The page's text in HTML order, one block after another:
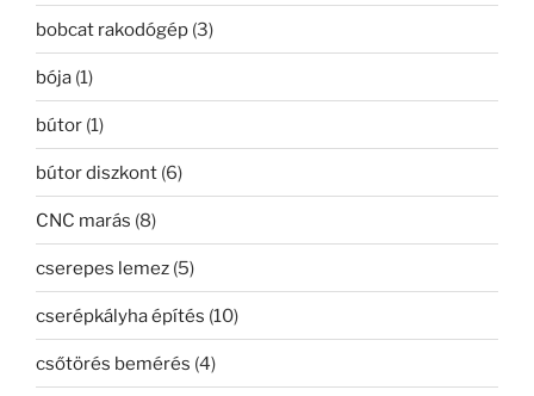
bobcat rakodógép (3)
bója (1)
bútor (1)
bútor diszkont (6)
CNC marás (8)
cserepes lemez (5)
cserépkályha építés (10)
csőtörés bemérés (4)